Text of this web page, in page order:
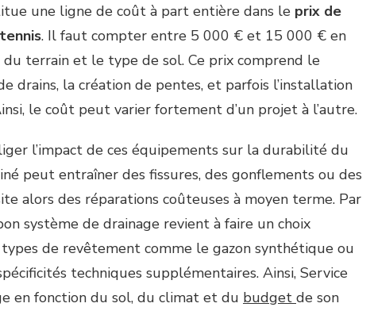
une ligne de coût à part entière dans le prix de
. Il faut compter entre 5 000 € et 15 000 € en
terrain et le type de sol. Ce prix comprend le
drains, la création de pentes, et parfois l’installation
le coût peut varier fortement d’un projet à l’autre.
l’impact de ces équipements sur la durabilité du
peut entraîner des fissures, des gonflements ou des
alors des réparations coûteuses à moyen terme. Par
système de drainage revient à faire un choix
de revêtement comme le gazon synthétique ou
techniques supplémentaires. Ainsi, Service
en fonction du sol, du climat et du budget de son